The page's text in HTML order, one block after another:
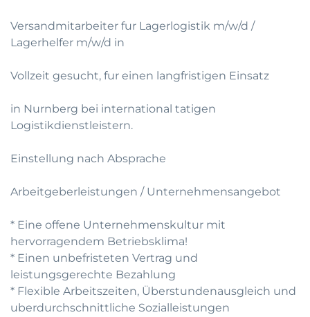
Versandmitarbeiter fur Lagerlogistik m/w/d /
Lagerhelfer m/w/d in
Vollzeit gesucht, fur einen langfristigen Einsatz
in Nurnberg bei international tatigen
Logistikdienstleistern.
Einstellung nach Absprache
Arbeitgeberleistungen / Unternehmensangebot
* Eine offene Unternehmenskultur mit
hervorragendem Betriebsklima!
* Einen unbefristeten Vertrag und
leistungsgerechte Bezahlung
* Flexible Arbeitszeiten, Überstundenausgleich und
uberdurchschnittliche Sozialleistungen